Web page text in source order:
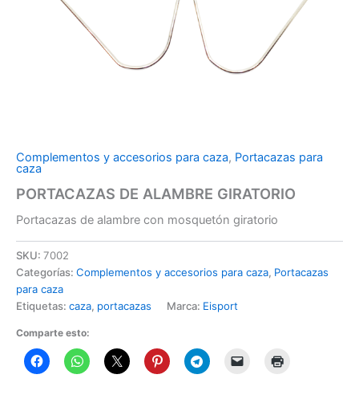
Complementos y accesorios para caza, Portacazas para
caza
PORTACAZAS DE ALAMBRE GIRATORIO
Portacazas de alambre con mosquetón giratorio
SKU: 7002
Categorías: Complementos y accesorios para caza, Portacazas
para caza
Etiquetas: caza, portacazas Marca: Eisport
Comparte esto: